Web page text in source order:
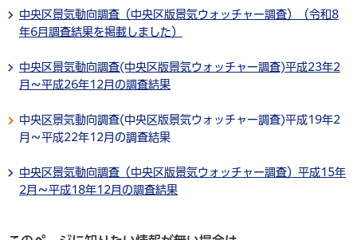
中央区景気動向調査（中央区版景気ウォッチャー調査）（令和8
年6月調査結果を掲載しました）
中央区景気動向調査(中央区版景気ウォッチャー調査)平成23年2
月～平成26年12月の調査結果
中央区景気動向調査(中央区版景気ウォッチャー調査)平成19年2
月～平成22年12月の調査結果
中央区景気動向調査（中央区版景気ウォッチャー調査）平成15年
2月～平成18年12月の調査結果